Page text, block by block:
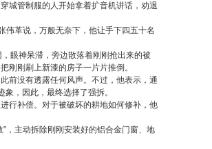
城管制服的人开始拿着扩音机讲话，劝退
伟革说，万般无奈下，他让手下四五十名
眼神呆滞，旁边散落着刚刚抢出来的被
刚刚刷上新漆的房子一片片推倒。
前没有透露任何风声。不过，他表示，通
，因此，最终选择了强拆。
行补偿。对于被破坏的耕地如何修补，他
，主动拆除刚刚安装好的铝合金门窗、地